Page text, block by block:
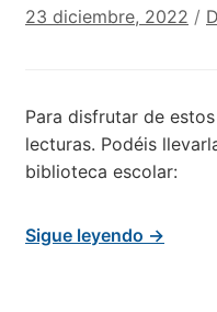
23 diciembre, 2022 /
Para disfrutar de
lecturas. Podéis
biblioteca escolar:
Sigue leyendo →